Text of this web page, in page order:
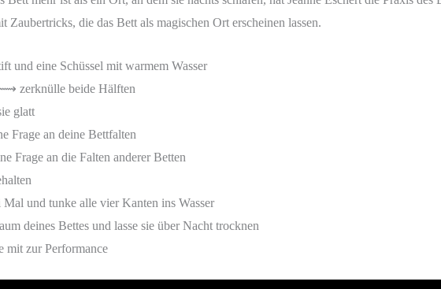
Zaubertricks, die das Bett als magischen Ort erscheinen lassen.
eine Schüssel mit warmem Wasser
zerknülle beide Hälften
glatt
Frage an deine Bettfalten
Frage an die Falten anderer Betten
und tunke alle vier Kanten ins Wasser
deines Bettes und lasse sie über Nacht trocknen
zur Performance